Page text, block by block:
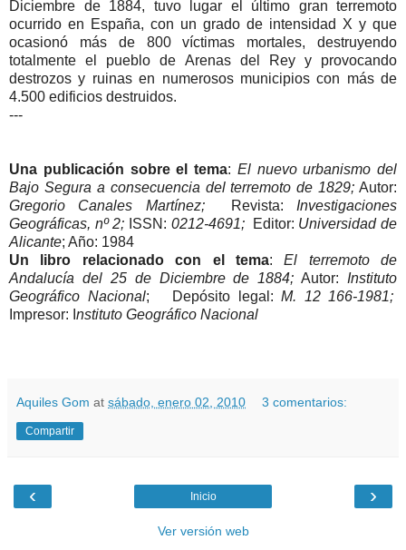
Diciembre de 1884, tuvo lugar el último gran terremoto
ocurrido en España, con un grado de intensidad X y que
ocasionó más de 800 víctimas mortales, destruyendo
totalmente el pueblo de Arenas del Rey y provocando
destrozos y ruinas en numerosos municipios con más de
4.500 edificios destruidos.
---
Una publicación sobre el tema: El nuevo urbanismo del
Bajo Segura a consecuencia del terremoto de 1829; Autor:
Gregorio Canales Martínez;Revista: Investigaciones
Geográficas, nº 2; ISSN: 0212-4691;Editor: Universidad de
Alicante; Año: 1984
Un libro relacionado con el tema:El terremoto de
Andalucía del 25 de Diciembre de 1884; Autor: Instituto
Geográfico Nacional; Depósito legal: M. 12 166-1981;
Impresor: I nstituto Geográfico Nacional
Aquiles Gom at sábado, enero 02, 2010 3 comentarios:
Compartir
‹ ›
Inicio
Ver versión web